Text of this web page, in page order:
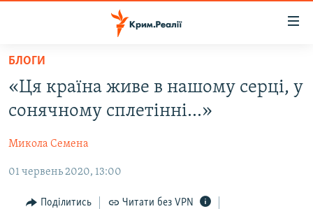
Перейти
основного
матеріалу
до
навігації
Перейти
ВОДА.КРИМ
ВІДЕО ТА ФОТО
ПОЛІТИКА
БЛОГИ
ПОГЛЯД
БЛОГИ
«Ця країна живе в нашому серці, у
сонячному сплетінні...»
Микола Семена
01 червень 2020, 13:00
Поділитись Читати без VPN